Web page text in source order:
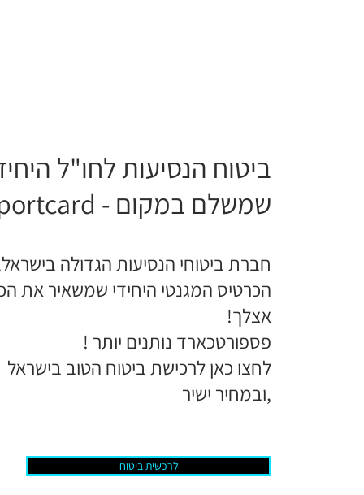
ביטוח הנסיעות לחו"ל
שמשלם במקום - Passportcard
חברת ביטוחי הנסיעות הגדולה
הכרטיס המגנטי היחידי שמשאיר את
אצלך!
פספורטכארד נותנים יותר !
לחצו כאן לרכישת ביטוח הטוב בישראל
,ובמחיר ישיר
לרכשית ביטוח